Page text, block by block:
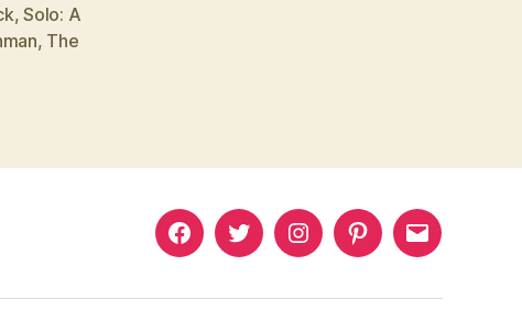
,Solo: A
, The
Murat
Facebook
Murat
Twitter
Murat
Instagram
PinterestMurat
Mail